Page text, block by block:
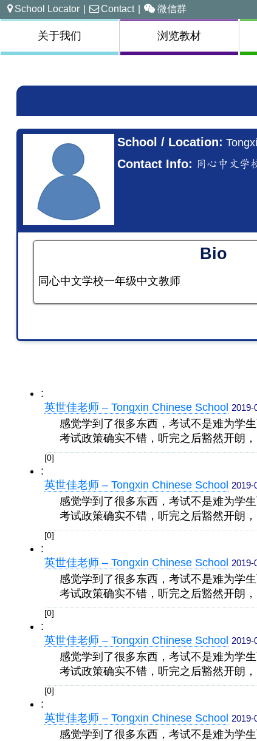
School Locator | Contact | 微信群
关于我们 浏览教材
School / Location:
Contact Info: 同心中文学
Bio
同心中文学校一年级中文教师
:
英世佳老师 – Tongxin Chinese School 2019-
感觉学到了很多东西，考试不是难为学
考试政策确实不错，听完之后豁然开朗
[0]
:
英世佳老师 – Tongxin Chinese School 2019-
感觉学到了很多东西，考试不是难为学
考试政策确实不错，听完之后豁然开朗
[0]
:
英世佳老师 – Tongxin Chinese School 2019-
感觉学到了很多东西，考试不是难为学
考试政策确实不错，听完之后豁然开朗
[0]
:
英世佳老师 – Tongxin Chinese School 2019-
感觉学到了很多东西，考试不是难为学
考试政策确实不错，听完之后豁然开朗
[0]
:
英世佳老师 – Tongxin Chinese School 2019-
感觉学到了很多东西，考试不是难为学